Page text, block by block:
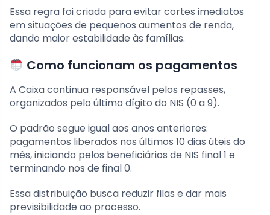
Essa regra foi criada para evitar cortes imediatos
em situações de pequenos aumentos de renda,
dando maior estabilidade às famílias.
Como funcionam os pagamentos
A Caixa continua responsável pelos repasses,
organizados pelo último dígito do NIS (0 a 9).
O padrão segue igual aos anos anteriores:
pagamentos liberados nos últimos 10 dias úteis do
mês, iniciando pelos beneficiários de NIS final 1 e
terminando nos de final 0.
Essa distribuição busca reduzir filas e dar mais
previsibilidade ao processo.